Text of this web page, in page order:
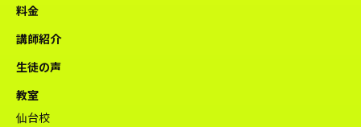
料金
講師紹介
生徒の声
教室
仙台校